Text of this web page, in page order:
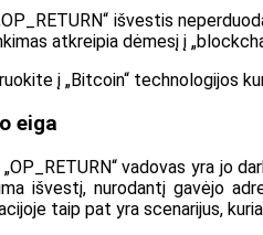
išvestis
atkreipia dėmesį į
į „Bitcoin“ technologijos
eiga
vadovas yra jo
išvestį, nurodantį gavėjo
taip pat yra scenarijus,